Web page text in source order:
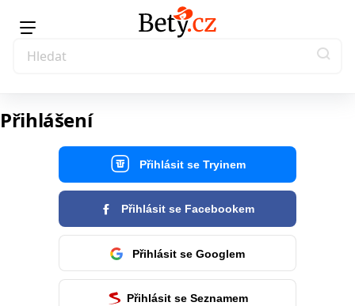
Přihlášení
Přihlásit se Tryinem
Přihlásit se Facebookem
Přihlásit se Googlem
Přihlásit se Seznamem